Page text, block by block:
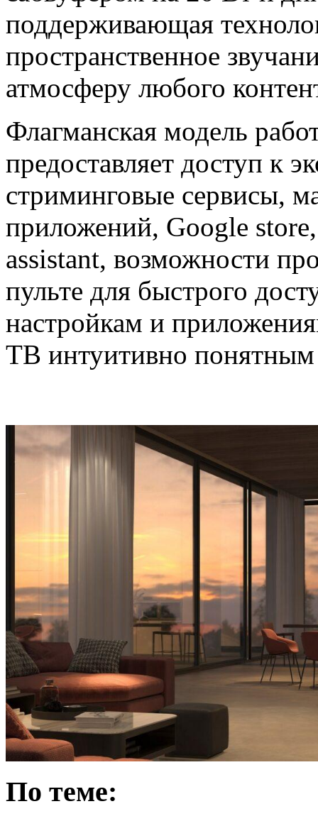
поддерживающая
пространственное
атмосферу любого
Флагманская модель
предоставляет доступ к
стриминговые сервисы,
приложений, Google
assistant, возможности
пульте для быстрого
настройкам и
ТВ интуитивно понятным
По теме: